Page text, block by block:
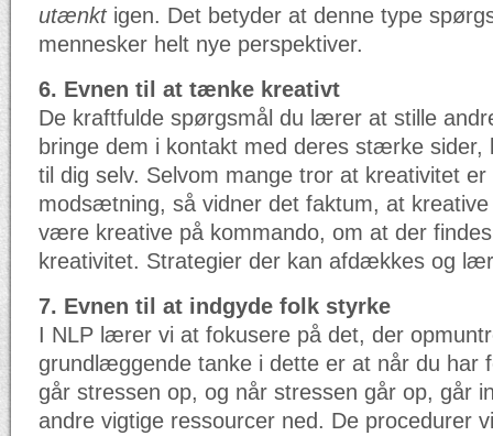
utænktigen. Det betyder at denne type
mennesker helt nye perspektiver.
6. Evnen til at tænke kreativt
De kraftfulde spørgsmål du lærer at stille
bringe dem i kontakt med deres stærke
til dig selv. Selvom mange tror at kreativitet er
modsætning, så vidner det faktum, at
være kreative på kommando, om at der
kreativitet. Strategier der kan afdækkes og
7. Evnen til at indgyde folk styrke
I NLP lærer vi at fokusere på det, der
grundlæggende tanke i dette er at når du har
går stressen op, og når stressen går op, går
andre vigtige ressourcer ned. De procedurer